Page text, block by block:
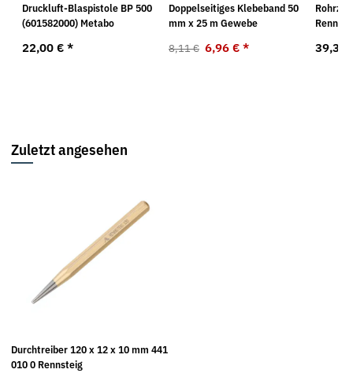
Druckluft-Blaspistole BP 500
(601582000) Metabo
22,00 € *
Doppelseitiges Klebeband 50
mm x 25 m Gewebe
8,11 € 6,96 € * 39,37
Zuletzt angesehen
Durchtreiber 120 x 12 x 10 mm 441
010 0 Rennsteig